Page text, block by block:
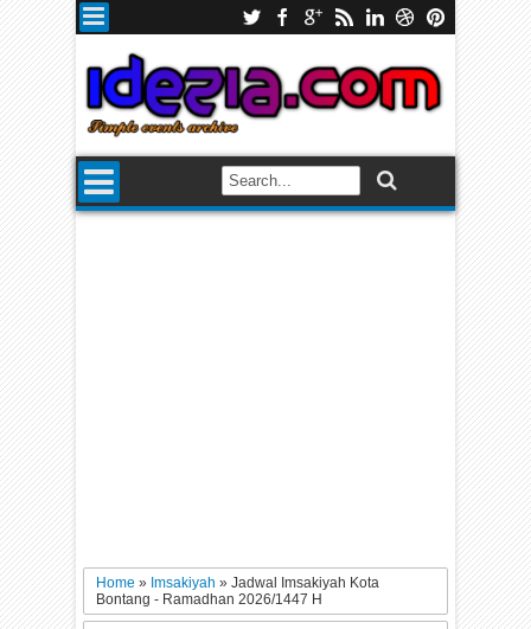
Home» Imsakiyah»Jadwal Imsakiyah Kota
Bontang - Ramadhan 2026/1447 H